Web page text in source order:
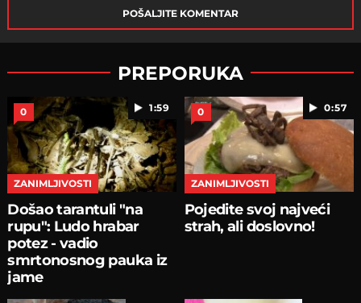
POŠALJITE KOMENTAR
PREPORUKA
1:59
0
ZANIMLJIVOSTI
Došao tarantuli "na
rupu": Ludo hrabar
potez - vadio
smrtonosnog pauka iz
jame
0:57
0
ZANIMLJIVOSTI
Pojedite svoj najveći
strah, ali doslovno!